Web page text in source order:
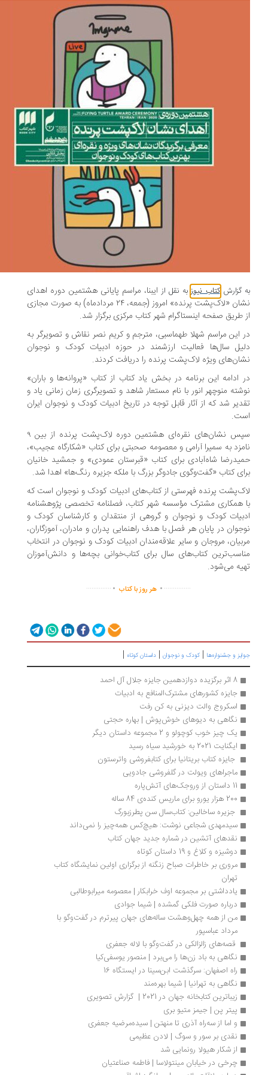
گزارش کتاب نیوز به نقل از ایبنا، مراسم پایانی هشتمین دوره اهدای
نشان «لاک‌پشت پرنده» امروز (جمعه، ٢۴ مردادماه) به صورت مجازی
طریق صفحه اینستاگرام شهر کتاب مرکزی برگزار شد.
این مراسم شهلا طهماسبی، مترجم و کریم نصر نقاش و تصویرگر به
سال‌ها فعالیت ارزشمند در حوزه ادبیات کودک و نوجوان
ویژه لاک‌پشت پرنده را دریافت کردند.
ادامه این برنامه در بخش یاد کتاب از کتاب «پروانه‌ها و باران»
منوچهر انور با نام مستعار شاهد و تصویرگری زمان زمانی یاد و
شد که از آثار قابل توجه در تاریخ ادبیات کودک و نوجوان ایران
سپس نشان‌های نقره‌ای هشتمین دوره لاک‌پشت پرنده از بین ٩
به سمیرا آرامی و معصومه صحبتی برای کتاب «شکارگاه عجیب»،
شاه‌آبادی برای کتاب «قبرستان عمودی» و جمشید خانیان
کتاب «گفت‌وگوی جادوگر بزرگ با ملکه‌ جزیره‌ رنگ‌ها» اهدا شد.
پرنده فهرستی از کتاب‌های ادبیات کودک و نوجوان است که
همکاری مشترک مؤسسه شهر کتاب، فصلنامه تخصصی پژوهشنامه
کودک و نوجوان و گروهی از منتقدان و کارشناسان کودک و
در پایان هر فصل با هدف راهنمایی پدران و مادران، آموزگاران،
مروجان و سایر علاقه‌مندان ادبیات کودک و نوجوان در انتخاب
کتاب‌های سال برای کتاب‌خوانی بچه‌ها و دانش‌آموزان
می‌شود.
...............
. هر روز با کتاب .
..............
و جشنواره‌ها|کودک و نوجوان |داستان کوتاه|
جایزه کشورهای مشترک‌المنافع به ادبیات
اسکروج والت دیزنی به کن رفت
نگاهی به دیوهای خوش‌پوش | بهاره حجتی
یک چیز خوب کوچولو و 2 مجموعه داستان دیگر
ایگنایت 2021 به خورشید سیاه رسید
جایزه کتاب بریتانیا برای کتابفروشی واترستون
ماجراهای ویولت در گلفروشی جادویی
جزیره ساخالین: کتاب‌سال سن پطرزبورگ
سیدمهدی شجاعی نوشت: هیچ‌کس همه‌چیز را نمی‌داند
نقدهای آتشین در شماره جدید جهان کتاب
دوشیزه و کلاغ و 19 داستان کوتاه
مروری بر خاطرات صباح زنگنه از برگزاری اولین نمایشگاه کتاب
یادداشتی بر مجموعه اوف خرابکار | معصومه میرابوطالبی
درباره صورت فلکی گمشده | شیما جوادی
من از همه‌ چهل‌وهشت ساله‌های جهان پیرترم در گفت‌وگو با
مرداد عباسپور
قصه‌های زالزالکی در گفت‌وگو با لاله جعفری
نگاهی به باد زن‌ها را می‌برد | منصور یوسفی‌کیا
راه اصفهان: سرگذشت ابن‌سینا در ایستگاه 16
نگاهی به تهرانیا | شیما بهره‌مند
زیباترین کتابخانه جهان در 2021 |  گزارش تصویری
پیتر پن | جیمز متیو بری
و اما از سه‌راه آذری تا منهتن | سیده‌مرضیه جعفری
نقدی بر سور و سوگ | لادن عظیمی
از شکار هیولا رونمایی شد
چرخی در خیابان مینتولاسا | فاطمه صناعتیان